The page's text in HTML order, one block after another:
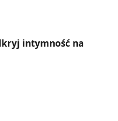
intymność na